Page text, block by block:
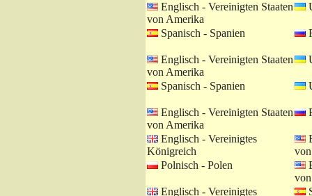
Englisch - Vereinigten Staaten
von Amerika
Spanisch - Spanien
Englisch - Vereinigten Staaten
von Amerika
Spanisch - Spanien
Englisch - Vereinigten Staaten
von Amerika
Englisch - Vereinigtes
Königreich
Polnisch - Polen
Englisch - Vereinigtes